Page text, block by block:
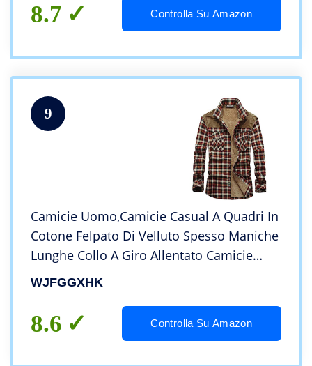
8.7 Controlla Su Amazon
9
Camicie Uomo,Camicie Casual A Quadri In
Cotone Felpato Di Velluto Spesso Maniche
Lunghe Collo A Giro Allentato Camicie
Streetwear Inverno Uomo Top Tasca Sul
M
WJFGGXHK
8.6 Controlla Su Amazon